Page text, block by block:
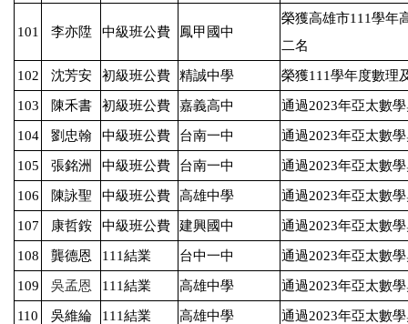
101 李亦陞 中級班公費 鳳甲國中
榮獲高雄市111學年
二名
102 沈芳安 初級班公費 精誠中學 榮獲111學年度數理
103 陳禾書 初級班公費 嘉義高中 通過2023年亞太數
104 劉忠翰 中級班公費 台南一中 通過2023年亞太數
105 張銘洲 中級班公費 台南一中 通過2023年亞太數
106 陳詠聖 中級班公費 高雄中學 通過2023年亞太數
107 康哲銨 中級班公費 建興國中 通過2023年亞太數
108 龔德恩 111結業 台中一中 通過2023年亞太數
109 吳孟恩 111結業 高雄中學 通過2023年亞太數
110 吳維綸 111結業 高雄中學 通過2023年亞太數